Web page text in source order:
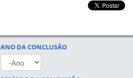
ANO DA CONCLUSÃO
ANO